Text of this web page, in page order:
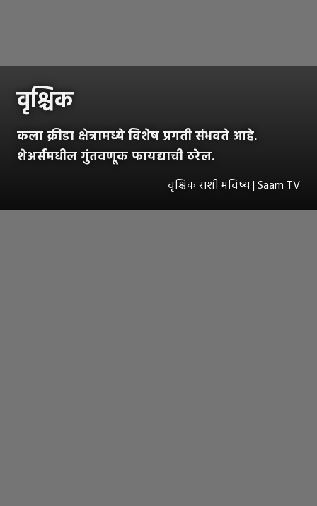
वृश्चिक
कला क्रीडा क्षेत्रामध्ये विशेष प्रगती संभवते आहे.
शेअर्समधील गुंतवणूक फायद्याची ठरेल.
वृश्चिक राशी भविष्य | Saam TV